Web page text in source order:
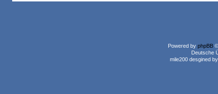
Powered by phpBB
Deutsche
mile200 desgined